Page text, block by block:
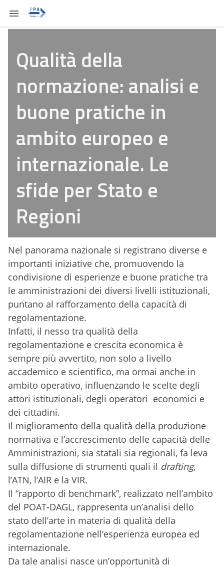
Qualità della
normazione: analisi e
buone pratiche in
ambito europeo e
internazionale. Le
sfide per Stato e
Regioni
Nel panorama nazionale si registrano diverse e
importanti iniziative che, promuovendo la
condivisione di esperienze e buone pratiche tra
le amministrazioni dei diversi livelli istituzionali,
puntano al rafforzamento della capacità di
regolamentazione.
Infatti, il nesso tra qualità della
regolamentazione e crescita economica è
sempre più avvertito, non solo a livello
accademico e scientifico, ma ormai anche in
ambito operativo, influenzando le scelte degli
attori istituzionali, degli operatori economici e
dei cittadini.
Il miglioramento della qualità della produzione
normativa e l’accrescimento delle capacità delle
Amministrazioni, sia statali sia regionali, fa leva
sulla diffusione di strumenti quali il drafting,
l’ATN, l’AIR e la VIR.
Il “rapporto di benchmark”, realizzato nell’ambito
del POAT-DAGL, rappresenta un’analisi dello
stato dell’arte in materia di qualità della
regolamentazione nell’esperienza europea ed
internazionale.
Da tale analisi nasce un’opportunità di